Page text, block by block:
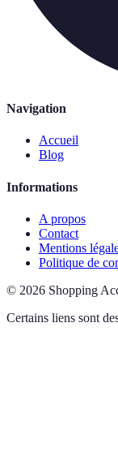
Navigation
Accueil
Blog
Informations
A propos
Contact
Mentions
Politique de
© 2026 Shopping
Certains liens sont